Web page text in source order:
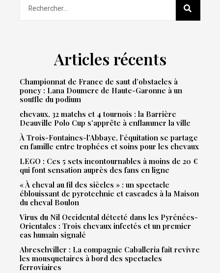
Articles récents
Championnat de France de saut d’obstacles à
poney : Lana Doumerc de Haute-Garonne à un
souffle du podium
chevaux, 32 matchs et 4 tournois : la Barrière
Deauville Polo Cup s’apprête à enflammer la ville
À Trois-Fontaines-l’Abbaye, l’équitation se partage
en famille entre trophées et soins pour les chevaux
LEGO : Ces 5 sets incontournables à moins de 20 €
qui font sensation auprès des fans en ligne
« À cheval au fil des siècles » : un spectacle
éblouissant de pyrotechnie et cascades à la Maison
du cheval Boulon
Virus du Nil Occidental détecté dans les Pyrénées-
Orientales : Trois chevaux infectés et un premier
cas humain signalé
Abreschviller : La compagnie Caballeria fait revivre
les mousquetaires à bord des spectacles
ferroviaires